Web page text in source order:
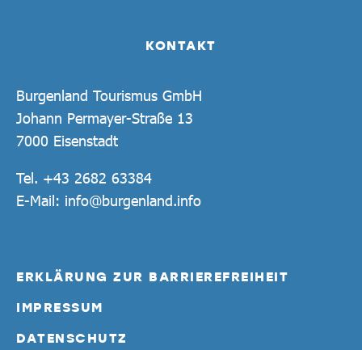
KONTAKT
Burgenland Tourismus GmbH
Johann Permayer-Straße 13
7000 Eisenstadt
Tel. +43 2682 63384
E-Mail: info@burgenland.info
ERKLÄRUNG ZUR BARRIEREFREIHEIT
IMPRESSUM
DATENSCHUTZ